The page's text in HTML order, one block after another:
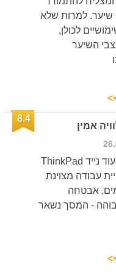
שיער. למרות שלא
לכולן,
השיער
8.4
ה-T14 Gen 7 הוא עוד נייד ThinkPad
עבודה מצוינת
אבטחה
- המסך נשאר